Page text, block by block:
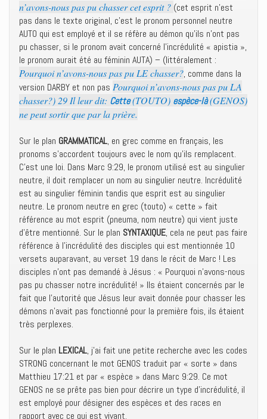
n’avons-nous pas pu chasser cet esprit ? (cet esprit n’est
pas dans le texte original, c’est le pronom personnel neutre
AUTO qui est employé et il se réfère au démon qu’ils n’ont pas
pu chasser, si le pronom avait concerné l’incrédulité « apistia »,
le pronom aurait été au féminin AUTA) – (littéralement :
Pourquoi n’avons-nous pas pu LE chasser?, comme dans la
version DARBY et non pas Pourquoi n’avons-nous pas pu LA
chasser?) 29 Il leur dit: Cette(TOUTO) espèce-là(GENOS)
ne peut sortir que par la prière.
Sur le plan GRAMMATICAL, en grec comme en français, les
pronoms s’accordent toujours avec le nom qu’ils remplacent.
C’est une loi. Dans Marc 9:29, le pronom utilisé est au singulier
neutre, il doit remplacer un nom au singulier neutre. Incrédulité
est au singulier féminin tandis que esprit est au singulier
neutre. Le pronom neutre en grec (touto) « cette » fait
référence au mot esprit (pneuma, nom neutre) qui vient juste
d’être mentionné. Sur le plan SYNTAXIQUE, cela ne peut pas faire
référence à l’incrédulité des disciples qui est mentionnée 10
versets auparavant, au verset 19 dans le récit de Marc ! Les
disciples n’ont pas demandé à Jésus : « Pourquoi n’avons-nous
pas pu chasser notre incrédulité! » Ils étaient concernés par le
fait que l’autorité que Jésus leur avait donnée pour chasser les
démons n’avait pas fonctionné pour la première fois, ils étaient
très perplexes.
Sur le plan LEXICAL, j’ai fait une petite recherche avec les codes
STRONG concernant le mot GENOS traduit par « sorte » dans
Matthieu 17:21 et par « espèce » dans Marc 9:29. Ce mot
GENOS ne se prête pas bien pour décrire un type d’incrédulité, il
est employé pour désigner des espèces et des races en
rapport avec ce qui est vivant.